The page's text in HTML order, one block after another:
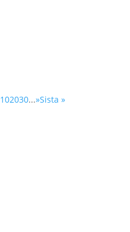
102030...»Sista »